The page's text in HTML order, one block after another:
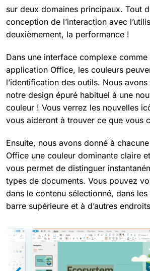
sur deux domaines principaux. Tout
conception de l’interaction avec
deuxièmement, la performance !
Dans une interface complexe comme
application Office, les couleurs
l’identification des outils. Nous
notre design épuré habituel à une
couleur ! Vous verrez les nouvelles
vous aideront à trouver ce que vous
Ensuite, nous avons donné à
Office une couleur dominante claire
vous permet de distinguer
types de documents. Vous pouvez
dans le contenu sélectionné, dans
barre supérieure et à d’autres